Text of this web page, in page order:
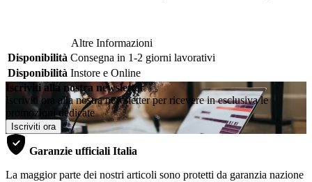
Altre Informazioni
Disponibilità Consegna in 1-2 giorni lavorativi
Disponibilità Instore e Online
Iscriviti alla nostra newsletter
Iscriviti ora alla nostra newsletter per ricevere in esclusiva le
promozioni dedicate
Iscriviti ora
Garanzie ufficiali Italia
La maggior parte dei nostri articoli sono protetti da garanzia nazione